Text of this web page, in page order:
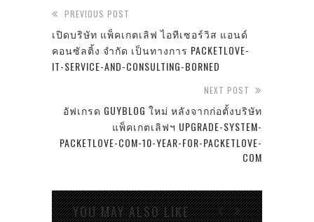
PREVIOUS POST
เปิดบริษัท แพ็คเกตเลิฟ ไอทีเซอร์วิส แอนด์
คอนซัลติ้ง จำกัด เป็นทางการ PACKETLOVE-
IT-SERVICE-AND-CONSULTING-BORNED
NEXT POST
อัฟเกรด GUYBLOG ใหม่ หลังจากก่อตั้งบริษัท
แพ็คเกตเลิฟฯ UPGRADE-SYSTEM-
PACKETLOVE-COM-10-YEAR-FOR-PACKETLOVE-
COM
YOU MAY ALSO LIKE